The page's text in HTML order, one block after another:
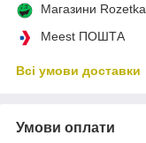
Магазини Rozetka
Meest ПОШТА
Всі умови доставки
Умови оплати